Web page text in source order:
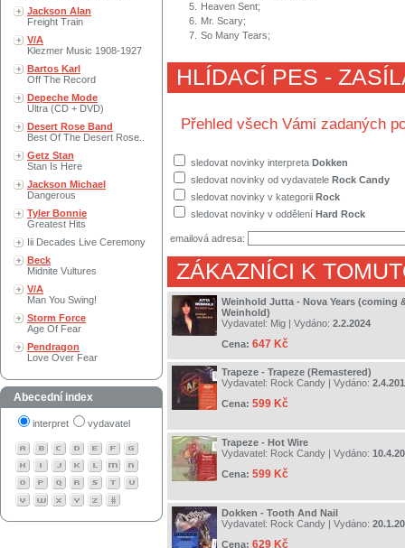
Jackson Alan
Freight Train
V/A
Klezmer Music 1908-1927
Bartos Karl
Off The Record
Depeche Mode
Ultra (CD + DVD)
Desert Rose Band
Best Of The Desert Rose..
Getz Stan
Stan Is Here
Jackson Michael
Dangerous
Tyler Bonnie
Greatest Hits
Iii Decades Live Ceremony
Beck
Midnite Vultures
V/A
Man You Swing!
Storm Force
Age Of Fear
Pendragon
Love Over Fear
Abecední index
interpret vydavatel
5.
Heaven Sent;
6.
Mr. Scary;
7. So Many Tears;
HLÍDACÍ PES -
Přehled všech Vámi zadaných
sledovat novinky interpreta Dokken
sledovat novinky od vydavatele Rock Candy
sledovat novinky v kategorii Rock
sledovat novinky v oddělení Hard Rock
emailová adresa:
ZÁKAZNÍCI K
Weinhold Jutta - Nova Years (coming
Weinhold)
Vydavatel: Mig | Vydáno: 2.2.2024
Cena: 647 Kč
Trapeze - Trapeze (Remastered)
Vydavatel: Rock Candy | Vydáno:
Cena: 599 Kč
Trapeze - Hot Wire
Vydavatel: Rock Candy | Vydáno:
Cena: 599 Kč
Dokken - Tooth And Nail
Vydavatel: Rock Candy | Vydáno:
Cena: 629 Kč